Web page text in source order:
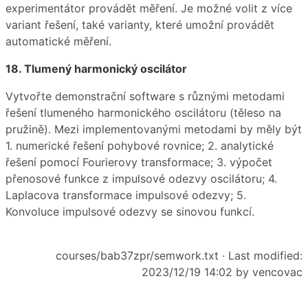
experimentátor provádět měření. Je možné volit z více
variant řešení, také varianty, které umožní provádět
automatické měření.
18. Tlumený harmonický oscilátor
Vytvořte demonstrační software s různými metodami
řešení tlumeného harmonického oscilátoru (těleso na
pružině). Mezi implementovanými metodami by měly být
1. numerické řešení pohybové rovnice; 2. analytické
řešení pomocí Fourierovy transformace; 3. výpočet
přenosové funkce z impulsové odezvy oscilátoru; 4.
Laplacova transformace impulsové odezvy; 5.
Konvoluce impulsové odezvy se sinovou funkcí.
courses/bab37zpr/semwork.txt · Last modified:
2023/12/19 14:02 by vencovac